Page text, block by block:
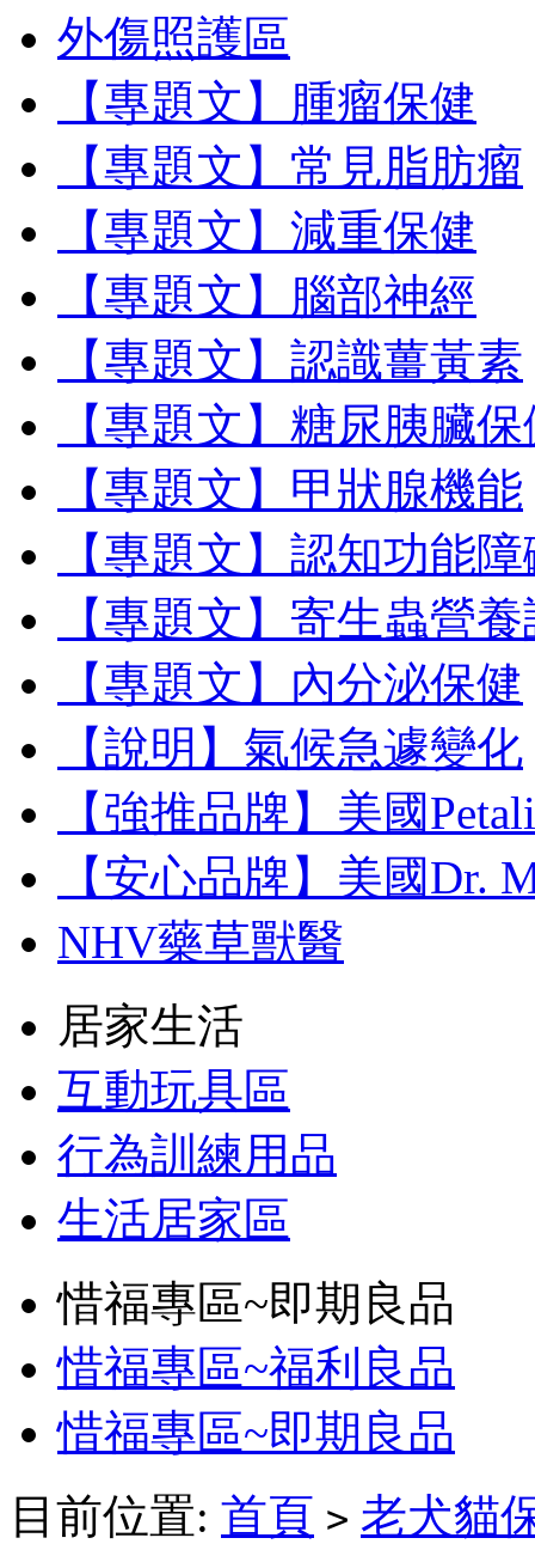
外傷照護區
【專題文】腫瘤保健
【專題文】常見脂肪瘤
【專題文】減重保健
【專題文】腦部神經
【專題文】認識薑黃素
【專題文】糖尿胰臟
【專題文】甲狀腺機能
【專題文】認知功能
【專題文】寄生蟲營
【專題文】內分泌保健
【說明】氣候急遽變化
【強推品牌】美國
【安心品牌】美國Dr.
NHV藥草獸醫
居家生活
互動玩具區
行為訓練用品
生活居家區
惜福專區~即期良品
惜福專區~福利良品
惜福專區~即期良品
目前位置: 首頁 > 老犬貓